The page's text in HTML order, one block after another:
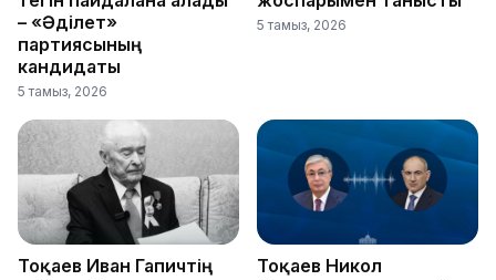
– «Әділет»
партиясының
кандидаты
5 тамыз, 2026
5 тамыз, 2026
Тоқаев Иван Гапичтің
Тоқаев Никол